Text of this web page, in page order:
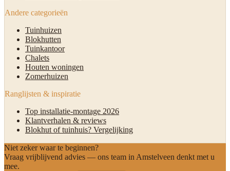
Andere categorieën
Tuinhuizen
Blokhutten
Tuinkantoor
Chalets
Houten woningen
Zomerhuizen
Ranglijsten & inspiratie
Top installatie-montage 2026
Klantverhalen & reviews
Blokhut of tuinhuis? Vergelijking
Niet zeker waar te beginnen?
Vraag vrijblijvend advies — ons team in Amstelveen denkt met u
mee.